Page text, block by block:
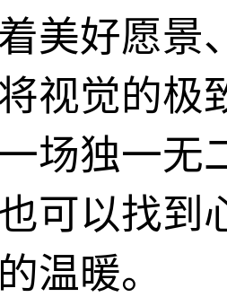
美好愿景
视觉的极
场独一无
可以找到
温暖。